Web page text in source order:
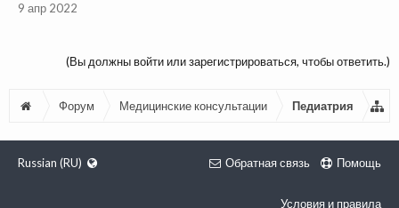
9 апр 2022
(Вы должны войти или зарегистрироваться, чтобы ответить.)
Форум Медицинские консультации Педиатрия
Russian (RU) Обратная связь Помощь
Условия и правила